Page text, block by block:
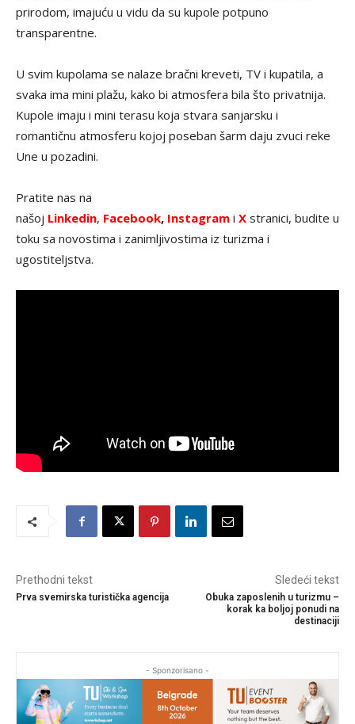
prirodom, imajuću u vidu da su kupole potpuno
transparentne.
U svim kupolama se nalaze bračni kreveti, TV i kupatila, a
svaka ima mini plažu, kako bi atmosfera bila što privatnija.
Kupole imaju i mini terasu koja stvara sanjarsku i
romantičnu atmosferu kojoj poseban šarm daju zvuci reke
Une u pozadini.
Pratite nas na
našoj Linkedin, Facebook, Instagram i X stranici, budite u
toku sa novostima i zanimljivostima iz turizma i
ugostiteljstva.
Prethodni tekst
Prva svemirska turistička agencija
Sledeći tekst
Obuka zaposlenih u turizmu –
korak ka boljoj ponudi na
destinaciji
- Sponzorisano -